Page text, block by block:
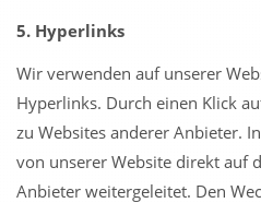
5. Hyperlinks
Wir verwenden auf unserer
Hyperlinks. Durch einen Klick
zu Websites anderer Anbieter.
von unserer Website direkt auf
Anbieter weitergeleitet. Den